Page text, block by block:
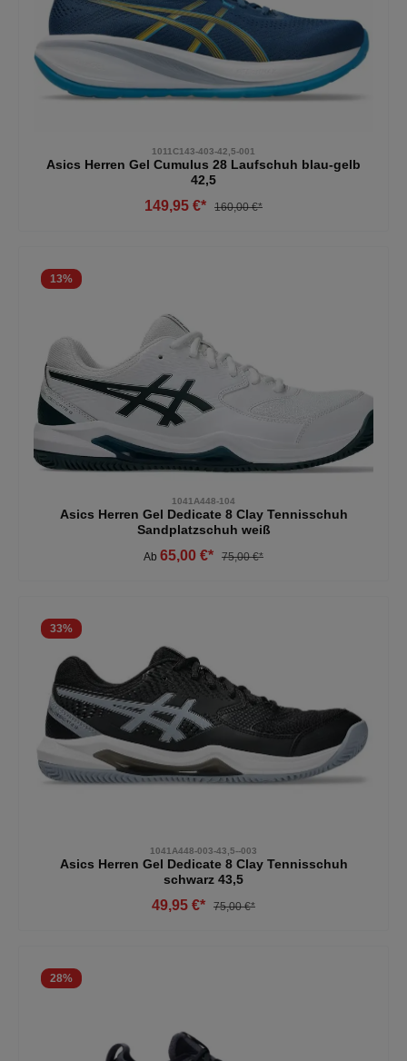
1011C143-403-42,5-001
Asics Herren Gel Cumulus 28 Laufschuh blau-gelb
42,5
149,95 €* 160,00 €*
13%
1041A448-104
Asics Herren Gel Dedicate 8 Clay Tennisschuh
Sandplatzschuh weiß
Ab 65,00 €* 75,00 €*
33%
1041A448-003-43,5--003
Asics Herren Gel Dedicate 8 Clay Tennisschuh
schwarz 43,5
49,95 €* 75,00 €*
28%